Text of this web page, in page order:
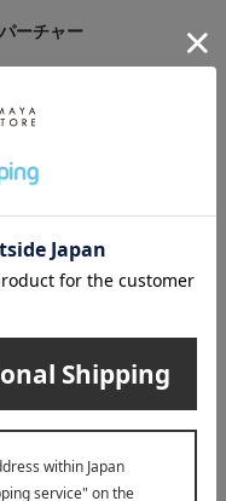
ーチャー
カテゴリ